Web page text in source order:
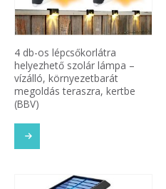
4 db-os lépcsőkorlátra
helyezhető szolár lámpa –
vízálló, környezetbarát
megoldás teraszra, kertbe
(BBV)